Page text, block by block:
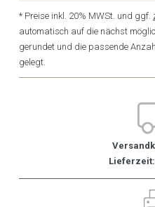
* Preise inkl. 20% MWSt. und ggf.
automatisch auf die nächst
gerundet und die passende
gelegt.
Lieferzeit: